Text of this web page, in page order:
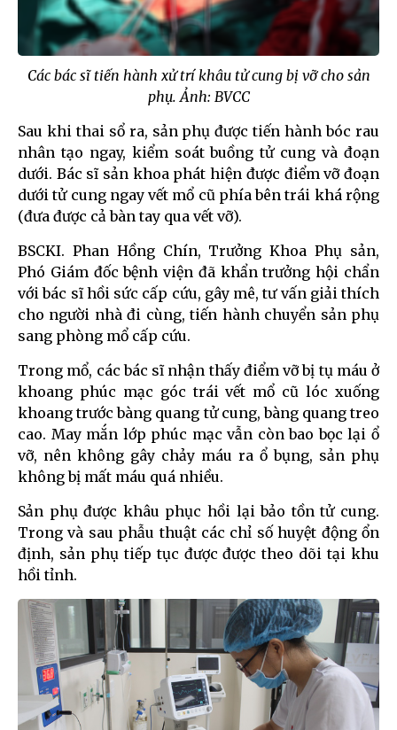
Các bác sĩ tiến hành xử trí khâu tử cung bị vỡ cho sản
phụ. Ảnh: BVCC
Sau khi thai sổ ra, sản phụ được tiến hành bóc rau
nhân tạo ngay, kiểm soát buồng tử cung và đoạn
dưới. Bác sĩ sản khoa phát hiện được điểm vỡ đoạn
dưới tử cung ngay vết mổ cũ phía bên trái khá rộng
(đưa được cả bàn tay qua vết vỡ).
BSCKI. Phan Hồng Chín, Trưởng Khoa Phụ sản,
Phó Giám đốc bệnh viện đã khẩn trưởng hội chẩn
với bác sĩ hồi sức cấp cứu, gây mê, tư vấn giải thích
cho người nhà đi cùng, tiến hành chuyển sản phụ
sang phòng mổ cấp cứu.
Trong mổ, các bác sĩ nhận thấy điểm vỡ bị tụ máu ở
khoang phúc mạc góc trái vết mổ cũ lóc xuống
khoang trước bàng quang tử cung, bàng quang treo
cao. May mắn lớp phúc mạc vẫn còn bao bọc lại ổ
vỡ, nên không gây chảy máu ra ổ bụng, sản phụ
không bị mất máu quá nhiều.
Sản phụ được khâu phục hồi lại bảo tồn tử cung.
Trong và sau phẫu thuật các chỉ số huyệt động ổn
định, sản phụ tiếp tục được được theo dõi tại khu
hồi tỉnh.